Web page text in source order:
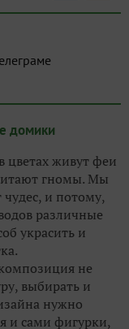
на нас в телеграме
домики
цветах живут феи
гномы. Мы
и потому,
различные
украсить и
не
выбирать и
нужно
и сами фигурки,